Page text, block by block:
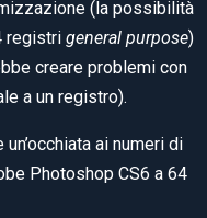
(la possibilità
registri general purpose)
creare problemi con
a un registro).
ai numeri di
Photoshop CS6 a 64